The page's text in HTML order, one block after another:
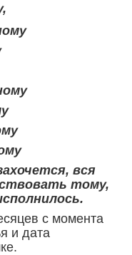
вся
тому,
с момента
и дата